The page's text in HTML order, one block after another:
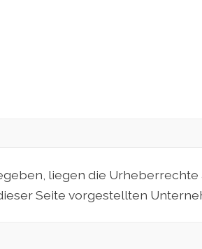
liegen die Urheberrechte
Seite vorgestellten